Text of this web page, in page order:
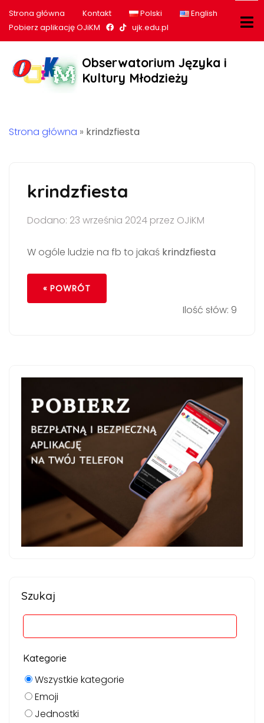
Strona główna Kontakt Polski
English
Pobierz aplikację OJiKM
Nasz profil na Facebook
Nasz profil na tiktok
ujk.edu.pl
Obserwatorium Języka i
Kultury Młodzieży
Strona główna » krindzfiesta
krindzfiesta
Dodano: 23 września 2024 przez OJiKM
W ogóle ludzie na fb to jakaś krindzfiesta
« POWRÓT
Ilość słów: 9
Szukaj
Kategorie
Wszystkie kategorie
Emoji
Jednostki